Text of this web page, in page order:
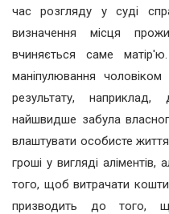
час розгляду у суді
визначення місця
вчиняється саме
маніпулювання
результату,
найшвидше забула
влаштувати особисте
гроші у вигляді
того, щоб витрачати
призводить до того,